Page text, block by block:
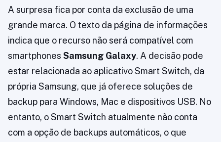
A surpresa fica por conta da exclusão de uma
grande marca. O texto da página de informações
indica que o recurso não será compatível com
smartphones Samsung Galaxy. A decisão pode
estar relacionada ao aplicativo Smart Switch, da
própria Samsung, que já oferece soluções de
backup para Windows, Mac e dispositivos USB. No
entanto, o Smart Switch atualmente não conta
com a opção de backups automáticos, o que